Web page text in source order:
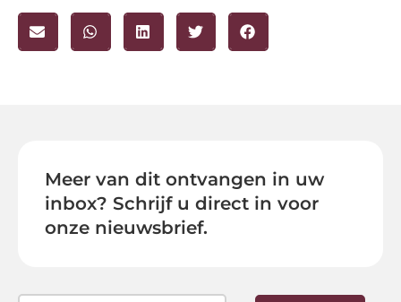
Meer van dit ontvangen in uw
inbox? Schrijf u direct in voor
onze nieuwsbrief.